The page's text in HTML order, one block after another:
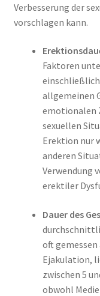
Verbesserung der
vorschlagen kann.
Faktoren
einschließlich
allgemeinen
emotionalen
sexuellen
Erektion nur
anderen
Verwendung
erektiler
Dauer des
oft
Ejakulation,
zwischen 5
obwohl